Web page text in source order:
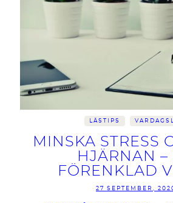
LÄSTIPS
MINSKA STRESS
HJÄRNAN –
FÖRENKLAD
27 SEPTEMBER,